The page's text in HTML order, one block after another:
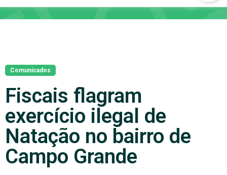
Comunicados
Fiscais flagram
exercício ilegal de
Natação no bairro de
Campo Grande